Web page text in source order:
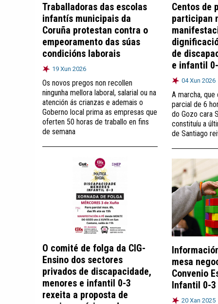
Traballadoras das escolas
infantís municipais da
Coruña protestan contra o
empeoramento das súas
condicións laborais
19 Xun 2026
Os novos pregos non recollen
ningunha mellora laboral, salarial ou na
atención ás crianzas e ademais o
Goberno local prima as empresas que
oferten 50 horas de traballo en fins
de semana
Centos de
participan
de
e infantil
04 Xun 2026
A marcha, que
parcial de 6
do Gozo cara
constituíu a
de Santiago
O comité de folga da CIG-
Ensino dos sectores
privados de discapacidade,
menores e infantil 0-3
rexeita a proposta de
mesa
Convenio
Infantil 0-3
20 Xan 2025